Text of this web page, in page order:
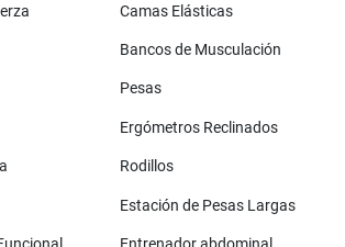
Camas Elásticas
Bancos de Musculación
Pesas
Ergómetros Reclinados
Rodillos
Estación de Pesas Largas